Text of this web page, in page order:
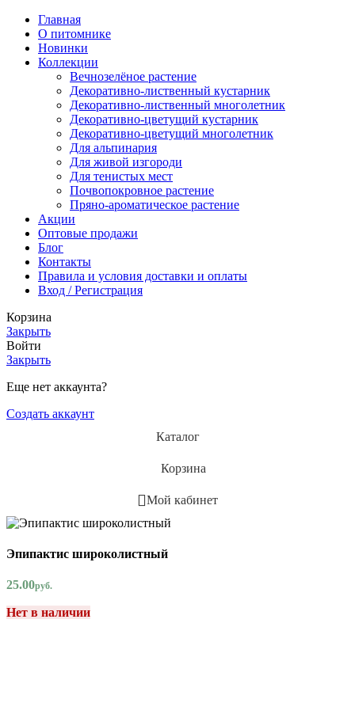
Главная
О питомнике
Новинки
Коллекции
Вечнозелёное растение
Декоративно-лиственный кустарник
Декоративно-лиственный многолетник
Декоративно-цветущий кустарник
Декоративно-цветущий многолетник
Для альпинария
Для живой изгороди
Для тенистых мест
Почвопокровное растение
Пряно-ароматическое растение
Акции
Оптовые продажи
Блог
Контакты
Правила и условия доставки и оплаты
Вход / Регистрация
Корзина
Закрыть
Войти
Закрыть
Еще нет аккаунта?
Создать аккаунт
Каталог
Корзина
Мой кабинет
Эпипактис широколистный
25.00руб.
Нет в наличии